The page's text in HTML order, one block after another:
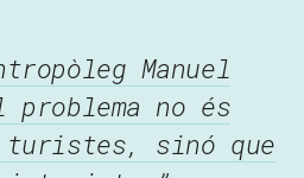
Manuel
problema no és
sinó que